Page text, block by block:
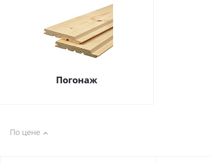
Погонаж
По цене